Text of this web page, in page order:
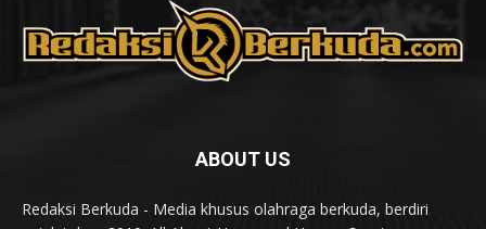
ABOUT US
Redaksi Berkuda - Media khusus olahraga berkuda, berdiri